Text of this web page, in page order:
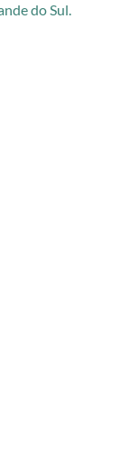
do Sul.